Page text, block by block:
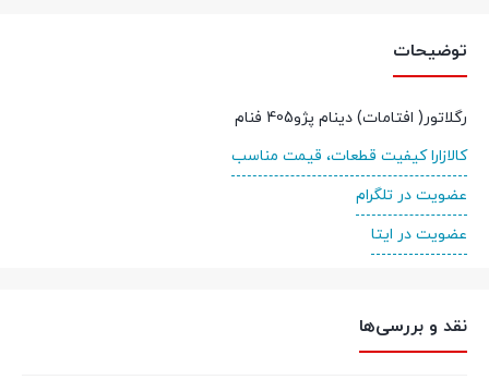
توضیحات
رگلاتور( افتامات) دینام پژو405 فنام
کالازارا کیفیت قطعات، قیمت مناسب
عضویت در تلگرام
عضویت در ایتا
نقد و بررسی‌ها